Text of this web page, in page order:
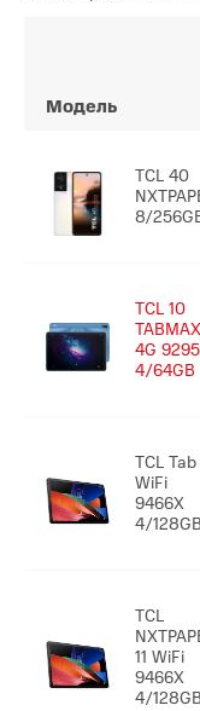
Модель
TCL 40
8/
TCL 10
TABMAX
4G
4/64GB
TCL Tab
WiFi
9466X
4/128GB
TCL
11 WiFi
9466X
4/128GB